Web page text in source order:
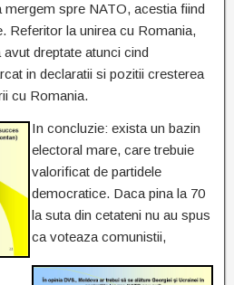
spre NATO, acestia fiind
Referitor la unirea cu Romania,
dreptate atunci cind
in declaratii si pozitii cresterea
cu Romania.
In concluzie: exista un bazin
electoral mare, care trebuie
valorificat de partidele
democratice. Daca pina la 70
la suta din cetateni nu au spus
ca voteaza comunistii,